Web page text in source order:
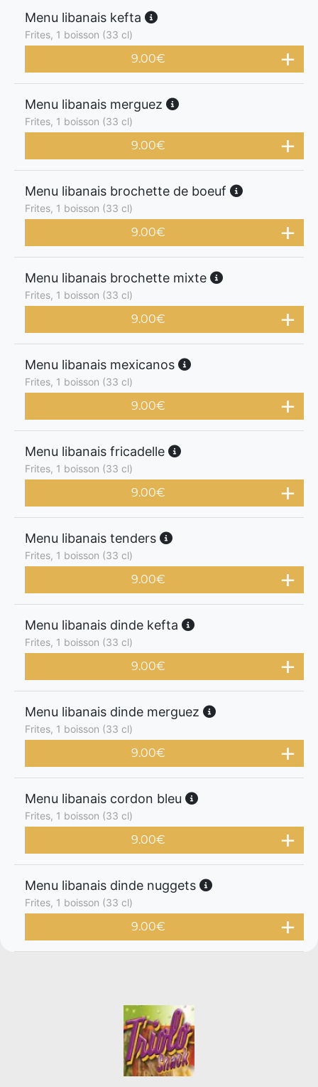
Menu libanais kefta
Frites, 1 boisson (33 cl)
9.00€
Menu libanais merguez
Frites, 1 boisson (33 cl)
9.00€
Menu libanais brochette de boeuf
Frites, 1 boisson (33 cl)
9.00€
Menu libanais brochette mixte
Frites, 1 boisson (33 cl)
9.00€
Menu libanais mexicanos
Frites, 1 boisson (33 cl)
9.00€
Menu libanais fricadelle
Frites, 1 boisson (33 cl)
9.00€
Menu libanais tenders
Frites, 1 boisson (33 cl)
9.00€
Menu libanais dinde kefta
Frites, 1 boisson (33 cl)
9.00€
Menu libanais dinde merguez
Frites, 1 boisson (33 cl)
9.00€
Menu libanais cordon bleu
Frites, 1 boisson (33 cl)
9.00€
Menu libanais dinde nuggets
Frites, 1 boisson (33 cl)
9.00€